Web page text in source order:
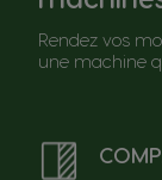
Rendez vos
une machine